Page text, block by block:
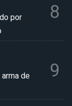
por
8
de
9